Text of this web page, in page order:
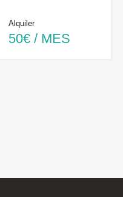
Alquiler
50€ / MES